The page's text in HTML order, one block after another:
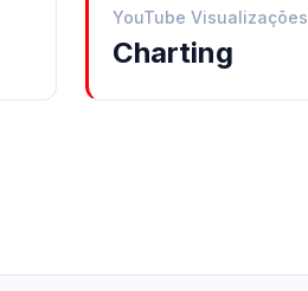
YouTube Visualizações
Charting